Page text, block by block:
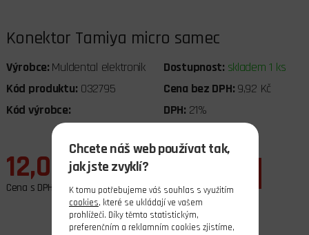
Konektor Tamiya micro samec
Výrobce: Muldental elektronik Dostupnost: skladem 1 ks
Kód produktu: 032795 Cena bez DPH: 9,92 Kč
Kód výrobce:
DPH: 21%
12,00 Kč
Cena s DPH
ks
Chcete náš web používat tak,
jak jste zvyklí?
K tomu potřebujeme váš souhlas s využitím
cookies, které se ukládají ve vašem
prohlížeči. Díky těmto statistickým,
preferenčním a reklamním cookies zjistíme,